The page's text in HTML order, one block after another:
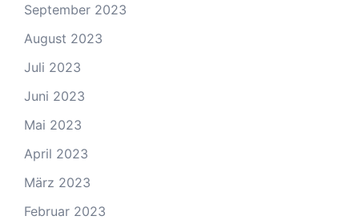
September 2023
August 2023
Juli 2023
Juni 2023
Mai 2023
April 2023
März 2023
Februar 2023